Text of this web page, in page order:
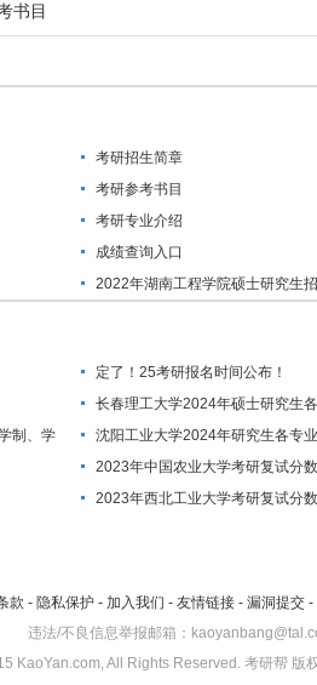
书目
考研招生简章
考研参考书目
考研专业介绍
成绩查询入口
2022年湖南工程学院硕士研究生
定了！25考研报名时间公布！
长春理工大学2024年硕士研究生
制、学
沈阳工业大学2024年研究生各专
2023年中国农业大学考研复试分
2023年西北工业大学考研复试分
款 - 隐私保护 - 加入我们 - 友情链接 - 漏洞提交 -
违法/不良信息举报邮箱：
KaoYan.com, All Rights Reserved. 考研帮 版